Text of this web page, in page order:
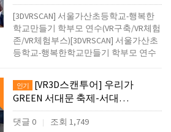
[3DVRSCAN] 서울가산초등학교-행복한
학교만들기 학부모 연수(VR구축/VR체험
존/VR체험부스)[3DVRSCAN] 서울가산초
등학교-행복한학교만들기 학부모 연수
인기
[VR3D스캔투어] 우리가
GREEN 서대문 축제-서대…
댓글 0 | 조회 1,749